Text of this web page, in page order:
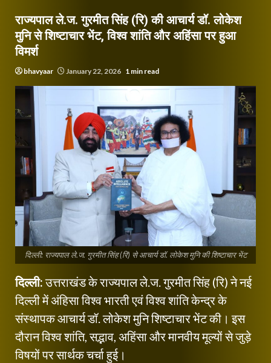
राज्यपाल ले.ज. गुरमीत सिंह (रि) की आचार्य डॉ. लोकेश
मुनि से शिष्टाचार भेंट, विश्व शांति और अहिंसा पर हुआ
विमर्श
bhavyaar January 22, 2026 1 min read
दिल्ली: राज्यपाल ले.ज. गुरमीत सिंह (रि) से आचार्य डॉ. लोकेश मुनि की शिष्टाचार भेंट
दिल्ली:उत्तराखंड के राज्यपाल ले.ज. गुरमीत सिंह (रि) ने नई
दिल्ली में अंहिसा विश्व भारती एवं विश्व शांति केन्द्र के
संस्थापक आचार्य डॉ. लोकेश मुनि शिष्टाचार भेंट की। इस
दौरान विश्व शांति, सद्भाव, अहिंसा और मानवीय मूल्यों से जुड़े
विषयों पर सार्थक चर्चा हुई।